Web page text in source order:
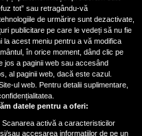
mărturisiri
relației cu Vlad
am fost îngrozită de
relație”
tot” sau retragându-vă
de urmărire sunt dezactivate,
publicitare pe care le vedeți să nu fie
la acest meniu pentru a vă modifica
în orice moment, dând clic pe
jos a paginii web sau accesând
al paginii web, dacă este cazul.
ul web. Pentru detalii suplimentare,
datele pentru a oferi:
activă a caracteristicilor
sau accesarea informațiilor de pe un